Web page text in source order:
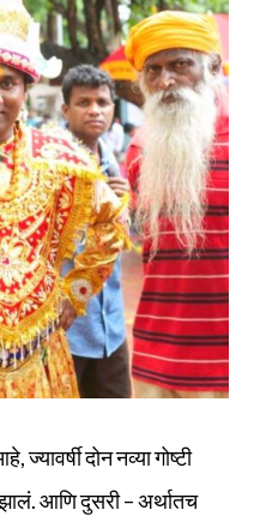
दोन नव्या गोष्टी
आणि दुसरी – अर्थातच